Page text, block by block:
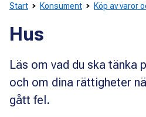
Start Konsument Köp av varor
Hus
Läs om vad du ska tänka
och om dina rättigheter
gått fel.